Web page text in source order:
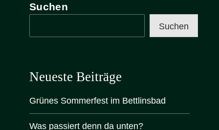
Suchen
Suchen
Neueste Beiträge
Grünes Sommerfest im Bettlinsbad
Was passiert denn da unten?